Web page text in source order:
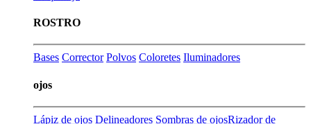
ROSTRO
Bases Corrector Polvos Coloretes Iluminadores
ojos
Lápiz de ojos Delineadores Sombras de ojosRizador de